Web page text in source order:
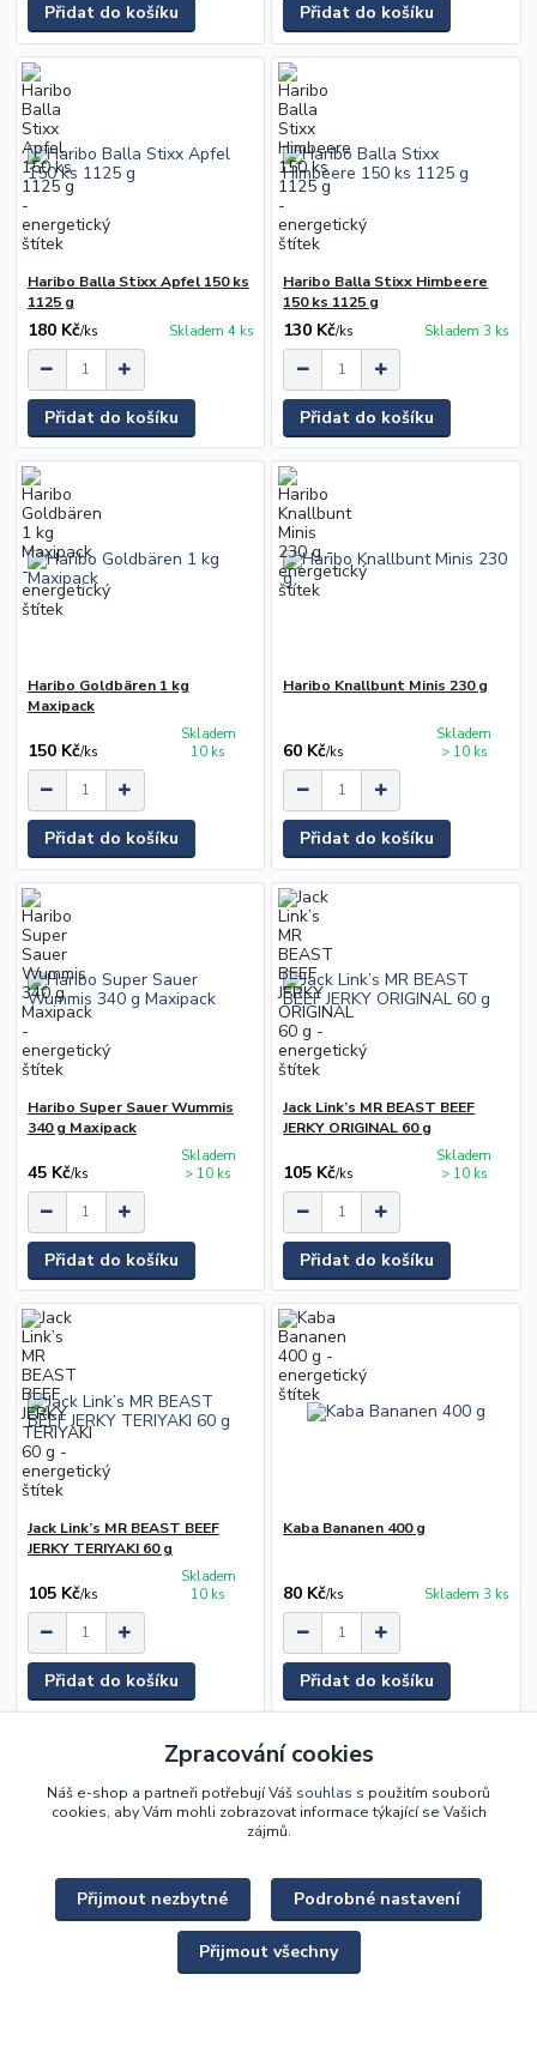
Přidat do košíku Přidat do košíku
Haribo Balla Stixx Apfel 150 ks
1125 g
180 Kč/ks Skladem 4 ks
Přidat do košíku
Haribo Balla Stixx Himbeere
150 ks 1125 g
130 Kč/ks Skladem 3 ks
Přidat do košíku
Haribo Goldbären 1 kg
Maxipack
150 Kč/ks
Skladem
10 ks
Přidat do košíku
Haribo Knallbunt Minis 230 g
60 Kč/ks
Skladem
> 10 ks
Přidat do košíku
Haribo Super Sauer Wummis
340 g Maxipack
45 Kč/ks
Skladem
> 10 ks
Přidat do košíku
Jack Link’s MR BEAST BEEF
JERKY ORIGINAL 60 g
105 Kč/ks
Skladem
> 10 ks
Přidat do košíku
Jack Link’s MR BEAST BEEF
JERKY TERIYAKI 60 g
105 Kč/ks
Skladem
10 ks
Přidat do košíku
Kaba Bananen 400 g
80 Kč/ks Skladem 3 ks
Přidat do košíku
Načíst další produkty (72)
strana z 3další
Zpracování cookies
Náš e-shop a partneři potřebují Váš souhlas s použitím souborů
cookies, aby Vám mohli zobrazovat informace týkající se Vašich
zájmů.
Přijmout nezbytné Podrobné nastavení
Přijmout všechny